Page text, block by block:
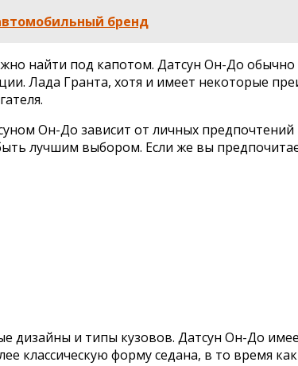
бренд
найти под капотом. Датсун Он-До
Лада Гранта, хотя и имеет некоторые
Он-До зависит от личных
лучшим выбором. Если же вы
и типы кузовов. Датсун Он-До
классическую форму седана, в то время